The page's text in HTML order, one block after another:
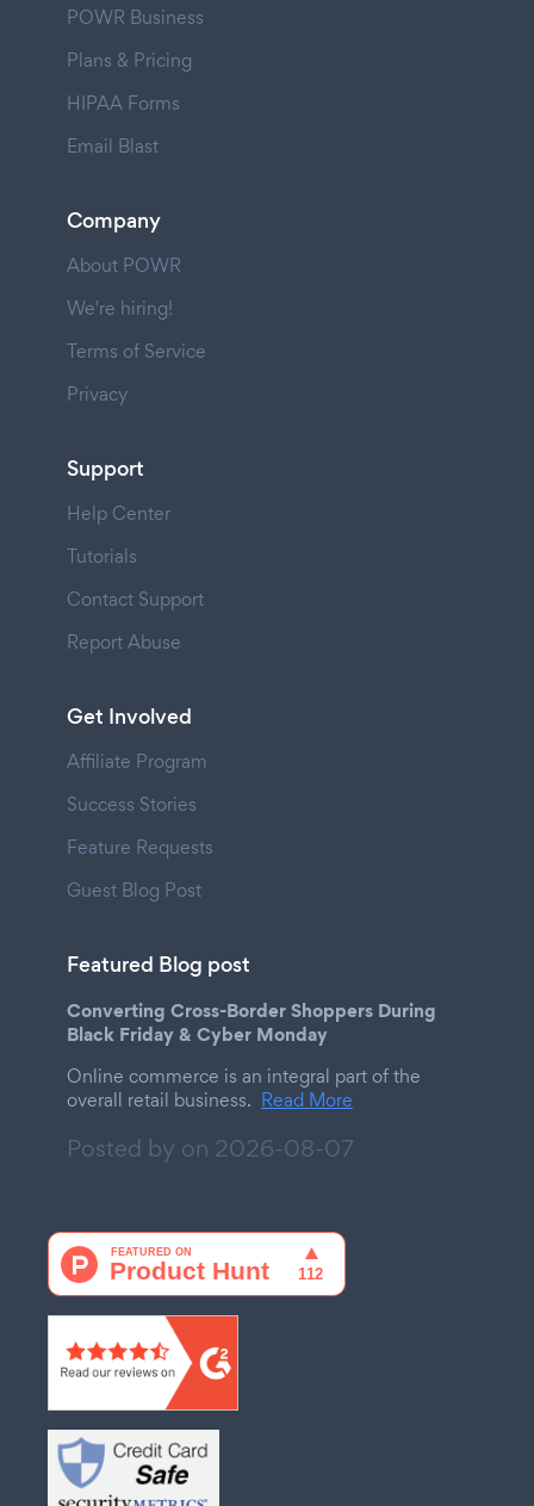
POWR Business
Plans & Pricing
HIPAA Forms
Email Blast
Company
About POWR
We're hiring!
Terms of Service
Privacy
Support
Help Center
Tutorials
Contact Support
Report Abuse
Get Involved
Affiliate Program
Success Stories
Feature Requests
Guest Blog Post
Featured Blog post
Converting Cross-Border Shoppers During
Black Friday & Cyber Monday
Online commerce is an integral part of the
overall retail business. Read More
Posted by on 2026-08-07